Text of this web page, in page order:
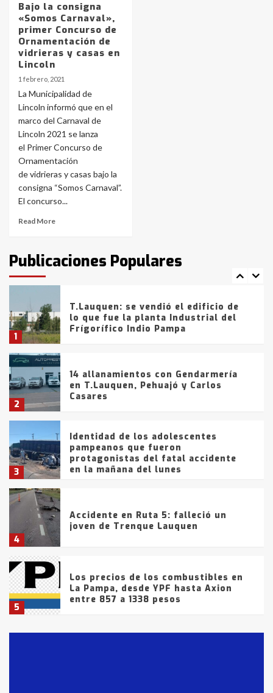
Bajo la consigna
«Somos Carnaval»,
primer Concurso de
Ornamentación de
vidrieras y casas en
Lincoln
1 febrero, 2021
La Municipalidad de
Lincoln informó que en el
marco del Carnaval de
Lincoln 2021 se lanza
el Primer Concurso de
Ornamentación
de vidrieras y casas bajo la
consigna “Somos Carnaval”.
El concurso...
Read More
Publicaciones Populares
4
Accidente en Ruta 5: falleció un
joven de Trenque Lauquen
5
Los precios de los combustibles en
La Pampa, desde YPF hasta Axion
entre 857 a 1338 pesos
6
La Bolsa de Cereales de Bahía
Blanca anticipa que Agosto vendrá
con lluvias y heladas, en gran parte
fueron detenidos por
comercialización de drogas en la
tarde del sábado
1
T.Lauquen: se vendió el edificio de
lo que fue la planta Industrial del
Frígorífico Indio Pampa
2
14 allanamientos con Gendarmería
en T.Lauquen, Pehuajó y Carlos
Casares
3
Identidad de los adolescentes
pampeanos que fueron
protagonistas del fatal accidente
en la mañana del lunes
4
Accidente en Ruta 5: falleció un
joven de Trenque Lauquen
5
Los precios de los combustibles en
La Pampa, desde YPF hasta Axion
entre 857 a 1338 pesos